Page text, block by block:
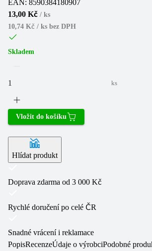
EAN: 8590384180907
13,00 Kč / ks
10,74 Kč / ks bez DPH
Skladem
ks
Vložit do košíku
Hlídat produkt
Doprava zdarma od 3 000 Kč
Rychlé doručení po celé ČR
Snadné vrácení i reklamace
PopisRecenzeÚdaje o výrobciPodobné